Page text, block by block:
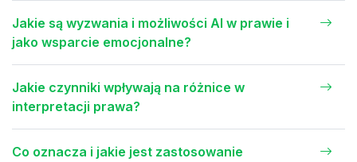
Jakie są wyzwania i możliwości AI w prawie i
jako wsparcie emocjonalne?
Jakie czynniki wpływają na różnice w
interpretacji prawa?
Co oznacza i jakie jest zastosowanie